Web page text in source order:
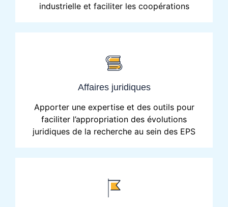
industrielle et faciliter les coopérations
Affaires juridiques
Apporter une expertise et des outils pour
faciliter l’appropriation des évolutions
juridiques de la recherche au sein des EPS